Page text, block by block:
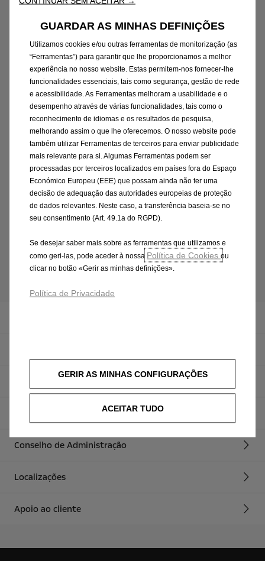
na rota “simply electric” da Opel, com vista à
eletrificação da marca, tanto no domínio dos
modelos de passageiros como na vertente de
veículos comerciais ligeiros. Até 2024, todos os
modelos da Opel estarão eletrificados. O leque
de produtos da marca alemã já inclui,
atualmente, híbridosplug-in, como o Grandland
X, e modelos BEV totalmente elétricos, do
Corsa-e ao Zafira-e Life, um “salão sobre
rodas”, sem esquecer os modelos comerciais
Combo-e Cargo e Vivaro-e.
Voltar a notícias Opel
Conselho de Administração
Localizações
Apoio ao cliente
GUARDAR AS MINHAS DEFINIÇÕES
Utilizamos cookies e/ou outras ferramentas de monitorização (as
“Ferramentas”) para garantir que lhe proporcionamos a melhor
experiência no nosso website. Estas permitem-nos fornecer-lhe
funcionalidades essenciais, tais como segurança, gestão de rede
e acessibilidade. As Ferramentas melhoram a usabilidade e o
desempenho através de várias funcionalidades, tais como o
reconhecimento de idiomas e os resultados de pesquisa,
melhorando assim o que lhe oferecemos. O nosso website pode
também utilizar Ferramentas de terceiros para enviar publicidade
mais relevante para si. Algumas Ferramentas podem ser
processadas por terceiros localizados em países fora do Espaço
Económico Europeu (EEE) que possam ainda não ter uma
decisão de adequação das autoridades europeias de proteção
de dados relevantes. Neste caso, a transferência baseia-se no
seu consentimento (Art. 49.1a do RGPD).
Se desejar saber mais sobre as ferramentas que utilizamos e
como geri-las, pode aceder à nossa Política de Cookies ou
clicar no botão «Gerir as minhas definições».
Política de Privacidade
GERIR AS MINHAS CONFIGURAÇÕES
ACEITAR TUDO